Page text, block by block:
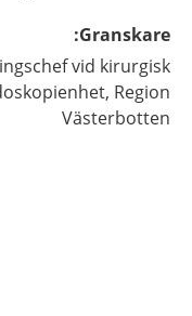
Granskare
:
vid kirurgisk
Region
Västerbotten